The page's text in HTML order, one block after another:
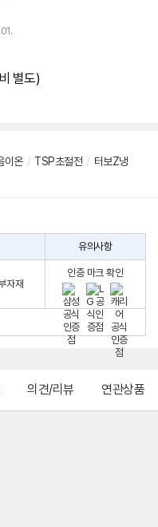
별도)
이온 / TSP초절전 / 터보Z냉
유의사항
자재
인증 마크 확인
의견/리뷰 연관상품